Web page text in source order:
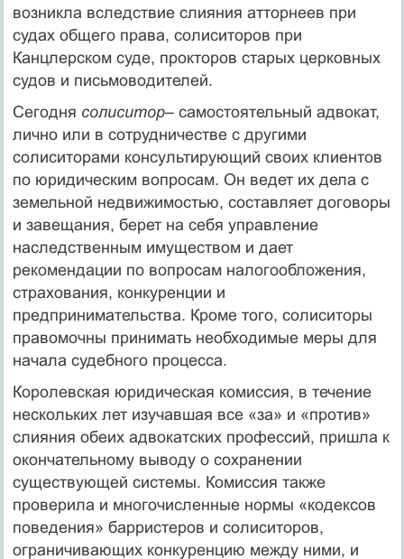
возникла вследствие слияния атторнеев при
судах общего права, солиситоров при
Канцлерском суде, прокторов старых церковных
судов и письмоводителей.
Сегодня солиситор– самостоятельный адвокат,
лично или в сотрудничестве с другими
солиситорами консультирующий своих клиентов
по юридическим вопросам. Он ведет их дела с
земельной недвижимостью, составляет договоры
и завещания, берет на себя управление
наследственным имуществом и дает
рекомендации по вопросам налогообложения,
страхования, конкуренции и
предпринимательства. Кроме того, солиситоры
правомочны принимать необходимые меры для
начала судебного процесса.
Королевская юридическая комиссия, в течение
нескольких лет изучавшая все «за» и «против»
слияния обеих адвокатских профессий, пришла к
окончательному выводу о сохранении
существующей системы. Комиссия также
проверила и многочисленные нормы «кодексов
поведения» барристеров и солиситоров,
ограничивающих конкуренцию между ними, и